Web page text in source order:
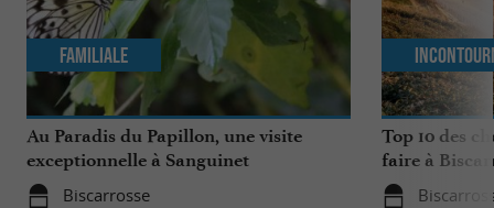
Au Paradis du Papillon, une visite
exceptionnelle à Sanguinet
Biscarrosse
Familiale
Top 10 des
faire à